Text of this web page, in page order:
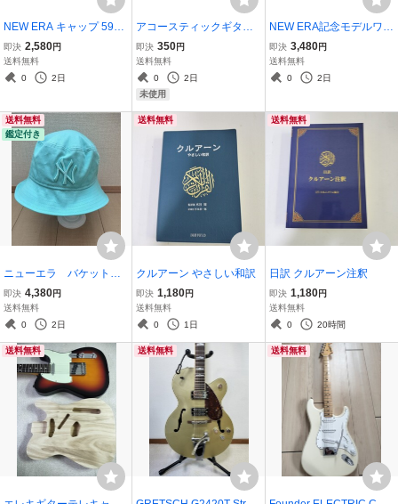
NEW ERA キャップ 59FIF
TYサンフランシスコ、ジ
ャイアンツ
即決 2,580円
送料無料
0
2日
アコースティックギター
ピックガード
即決 350円
送料無料
0
2日
未使用
NEW ERA記念モデルワー
ルドシリーズ7 3/8(58.7
㌢）
即決 3,480円
送料無料
0
2日
送料無料
鑑定付き
ニューエラ バケットハ
ット NYヤンキースブルー
ティント
即決 4,380円
送料無料
0
2日
送料無料
クルアーン やさしい和訳
即決 1,180円
送料無料
0
1日
送料無料
日訳 クルアーン注釈
即決 1,180円
送料無料
0
20時間
送料無料 送料無料 送料無料